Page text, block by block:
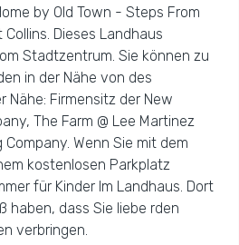
by Old Town - Steps From
Dieses Landhaus
Stadtzentrum. Sie können zu
in der Nähe von des
Nähe: Firmensitz der New
The Farm @ Lee Martinez
Wenn Sie mit dem
kostenlosen Parkplatz
für Kinder Im Landhaus. Dort
haben, dass Sie liebe rden
verbringen.